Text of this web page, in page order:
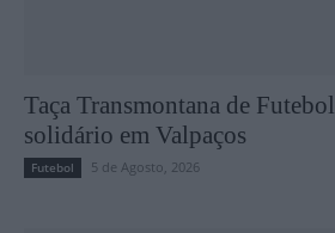
Taça Transmontana de
solidário em Valpaços
Futebol 5 de Agosto, 2026